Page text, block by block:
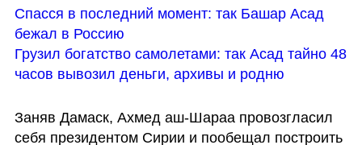
Спасся в последний момент: так Башар Асад
бежал в Россию
Грузил богатство самолетами: так Асад тайно 48
часов вывозил деньги, архивы и родню
Заняв Дамаск, Ахмед аш-Шараа провозгласил
себя президентом Сирии и пообещал построить